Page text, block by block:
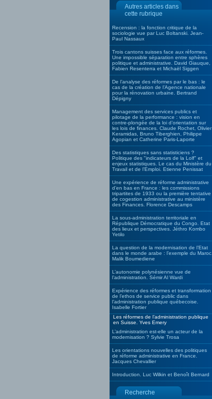
Autres articles dans
cette rubrique
Recension : la fonction critique de la
sociologie vue par Luc Boltanski. Jean-
Paul Nassaux
Trois cantons suisses face aux réformes.
Une impossible séparation entre sphères
politique et administrative. David Giauque,
Fabien Resenterra et Michaël Siggen
De l’analyse des réformes par le bas : le
cas de la création de l’Agence nationale
pour la rénovation urbaine. Bertrand
Dépigny
Management des services publics et
pilotage de la performance : vision en
contre-plongée de la loi d’orientation sur
les lois de finances. Claude Rochet, Olivier
Keramidas, Bruno Tiberghien, Philippe
Agopian et Catherine Paris-Laporte
Des statistiques sans statisticiens ?
Politique des "indicateurs de la Lolf" et
enjeux statistiques. Le cas du Ministère du
Travail et de l’Emploi. Etienne Penissat
Une expérience de réforme administrative
d’en bas en France : les commissions
tripartites de 1933 ou la première tentative
de cogestion administrative au ministère
des Finances. Florence Descamps
La sous-administration territoriale en
République Démocratique du Congo. Etat
des lieux et perspectives. Jéthro Kombo
Yetilo
La question de la modernisation de l’Etat
dans le monde arabe : l’exemple du Maroc.
Malik Boumediene
L’autonomie polynésienne vue de
l’administration. Sémir Al Wardi
Expérience des réformes et transformation
de l’ethos de service public dans
l’administration publique québecoise.
Isabelle Fortier
Les réformes de l’administration publique
en Suisse. Yves Emery
L’administration est-elle un acteur de la
modernisation ? Sylvie Trosa
Les orientations nouvelles des politiques
de réforme administrative en France.
Jacques Chevallier
Introduction. Luc Wilkin et Benoît Bernard
Recherche